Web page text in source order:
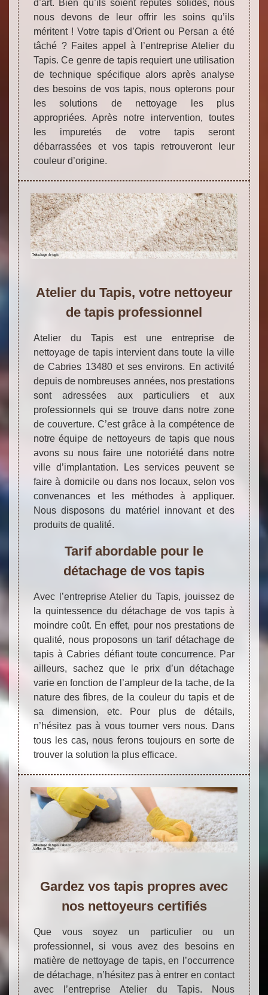
d’art. Bien qu’ils soient réputés solides, nous
nous devons de leur offrir les soins qu’ils
méritent ! Votre tapis d’Orient ou Persan a été
tâché ? Faites appel à l’entreprise Atelier du
Tapis. Ce genre de tapis requiert une utilisation
de technique spécifique alors après analyse
des besoins de vos tapis, nous opterons pour
les solutions de nettoyage les plus
appropriées. Après notre intervention, toutes
les impuretés de votre tapis seront
débarrassées et vos tapis retrouveront leur
couleur d’origine.
Atelier du Tapis, votre nettoyeur
de tapis professionnel
Atelier du Tapis est une entreprise de
nettoyage de tapis intervient dans toute la ville
de Cabries 13480 et ses environs. En activité
depuis de nombreuses années, nos prestations
sont adressées aux particuliers et aux
professionnels qui se trouve dans notre zone
de couverture. C’est grâce à la compétence de
notre équipe de nettoyeurs de tapis que nous
avons su nous faire une notoriété dans notre
ville d’implantation. Les services peuvent se
faire à domicile ou dans nos locaux, selon vos
convenances et les méthodes à appliquer.
Nous disposons du matériel innovant et des
produits de qualité.
Tarif abordable pour le
détachage de vos tapis
Avec l’entreprise Atelier du Tapis, jouissez de
la quintessence du détachage de vos tapis à
moindre coût. En effet, pour nos prestations de
qualité, nous proposons un tarif détachage de
tapis à Cabries défiant toute concurrence. Par
ailleurs, sachez que le prix d’un détachage
varie en fonction de l’ampleur de la tache, de la
nature des fibres, de la couleur du tapis et de
sa dimension, etc. Pour plus de détails,
n’hésitez pas à vous tourner vers nous. Dans
tous les cas, nous ferons toujours en sorte de
trouver la solution la plus efficace.
Gardez vos tapis propres avec
nos nettoyeurs certifiés
Que vous soyez un particulier ou un
professionnel, si vous avez des besoins en
matière de nettoyage de tapis, en l’occurrence
de détachage, n’hésitez pas à entrer en contact
avec l’entreprise Atelier du Tapis. Nous